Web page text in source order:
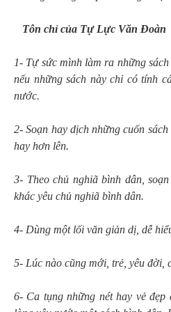
Tôn chỉ của Tự Lực Văn Đoàn
1- Tự sức mình làm ra những
nếu những sách này chỉ có tính
nước.
2- Soạn hay dịch những cuốn
hay hơn lên.
3- Theo chủ nghiã bình dân,
khác yêu chủ nghiã bình dân.
4- Dùng một lối văn giản dị, dễ
5- Lúc nào cũng mới, trẻ, yêu đời,
6- Ca tụng những nét hay vẻ